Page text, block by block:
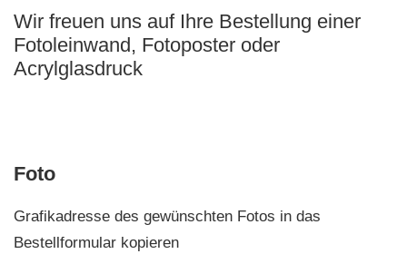
Wir freuen uns auf Ihre Bestellung einer
Fotoleinwand, Fotoposter oder
Acrylglasdruck
Foto
Grafikadresse des gewünschten Fotos in das
Bestellformular kopieren